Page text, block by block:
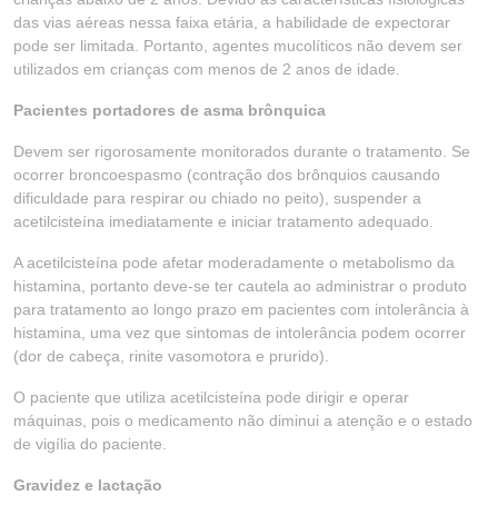
das vias aéreas nessa faixa etária, a habilidade de expectorar
pode ser limitada. Portanto, agentes mucolíticos não devem ser
utilizados em crianças com menos de 2 anos de idade.
Pacientes portadores de asma brônquica
Devem ser rigorosamente monitorados durante o tratamento. Se
ocorrer broncoespasmo (contração dos brônquios causando
dificuldade para respirar ou chiado no peito), suspender a
acetilcisteína imediatamente e iniciar tratamento adequado.
A acetilcisteína pode afetar moderadamente o metabolismo da
histamina, portanto deve-se ter cautela ao administrar o produto
para tratamento ao longo prazo em pacientes com intolerância à
histamina, uma vez que sintomas de intolerância podem ocorrer
(dor de cabeça, rinite vasomotora e prurido).
O paciente que utiliza acetilcisteína pode dirigir e operar
máquinas, pois o medicamento não diminui a atenção e o estado
de vigília do paciente.
Gravidez e lactação